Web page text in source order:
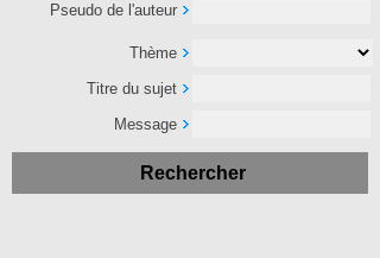
Pseudo de l'auteur
Thème
Titre du sujet
Message